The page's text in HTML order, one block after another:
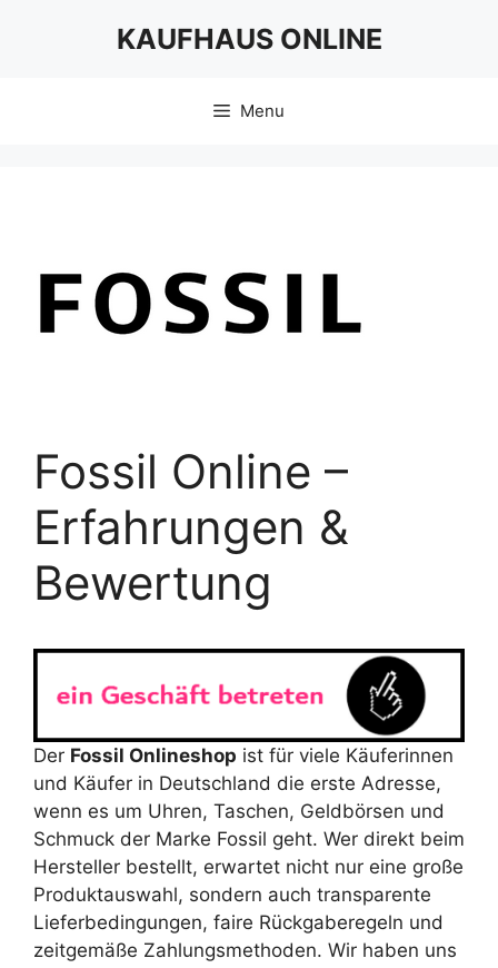
KAUFHAUS ONLINE
Menu
Fossil Online –
Erfahrungen &
Bewertung
Der Fossil Onlineshop ist für viele Käuferinnen
und Käufer in Deutschland die erste Adresse,
wenn es um Uhren, Taschen, Geldbörsen und
Schmuck der Marke Fossil geht. Wer direkt beim
Hersteller bestellt, erwartet nicht nur eine große
Produktauswahl, sondern auch transparente
Lieferbedingungen, faire Rückgaberegeln und
zeitgemäße Zahlungsmethoden. Wir haben uns